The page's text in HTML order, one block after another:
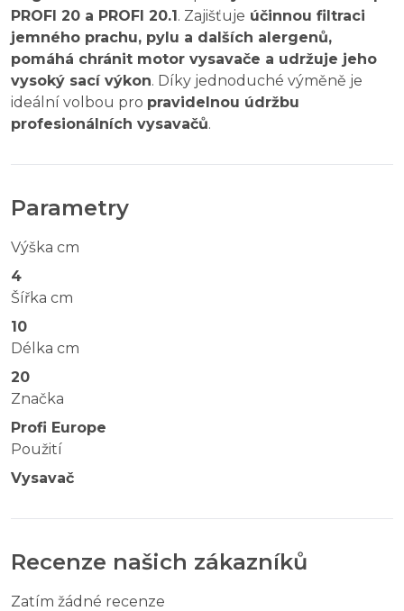
PROFI 20 a PROFI 20.1. Zajišťuje účinnou filtraci
jemného prachu, pylu a dalších alergenů,
pomáhá chránit motor vysavače a udržuje jeho
vysoký sací výkon. Díky jednoduché výměně je
ideální volbou pro pravidelnou údržbu
profesionálních vysavačů.
Parametry
Výška cm
4
Šířka cm
10
Délka cm
20
Značka
Profi Europe
Použití
Vysavač
Recenze našich zákazníků
Zatím žádné recenze